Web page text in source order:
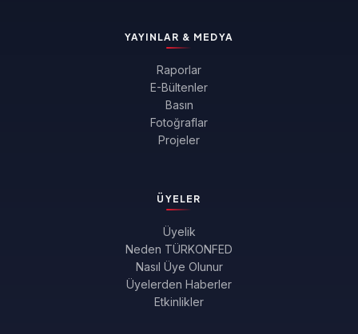
YAYINLAR & MEDYA
Raporlar
E-Bültenler
Basın
Fotoğraflar
Projeler
ÜYELER
Üyelik
Neden TÜRKONFED
Nasıl Üye Olunur
Üyelerden Haberler
Etkinlikler